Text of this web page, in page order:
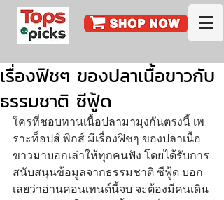
เรื่องฟิชๆ ของปลาเนื้อขาวกับ
ธรรมชาติ ซีฟู้ด
ใครที่ชอบทานเนื้อปลามามุงกันตรงนี้ เพ
ราะท็อปส์ พิกส์ มีเรื่องฟิชๆ ของปลาเนื้อ
ขาวมาบอกเล่าให้ทุกคนฟัง โดยได้รับการ
สนับสนุนข้อมูลจากธรรมชาติ ซีฟู้ด บอก
เลยว่าอ่านคอนเทนต์นี้จบ จะต้องมีคนเดิน